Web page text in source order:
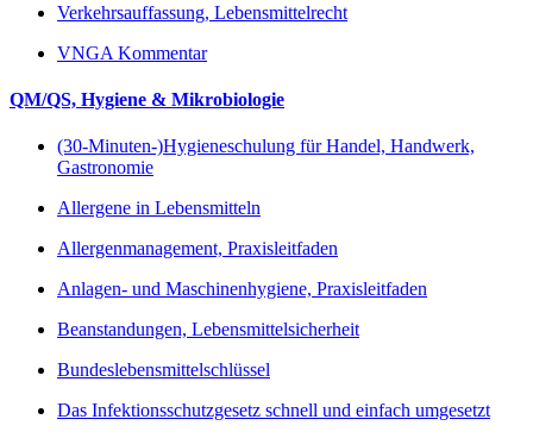
Verkehrsauffassung, Lebensmittelrecht
VNGA Kommentar
QM/QS, Hygiene & Mikrobiologie
(30-Minuten-)Hygieneschulung für Handel, Handwerk,
Gastronomie
Allergene in Lebensmitteln
Allergenmanagement, Praxisleitfaden
Anlagen- und Maschinenhygiene, Praxisleitfaden
Beanstandungen, Lebensmittelsicherheit
Bundeslebensmittelschlüssel
Das Infektionsschutzgesetz schnell und einfach umgesetzt